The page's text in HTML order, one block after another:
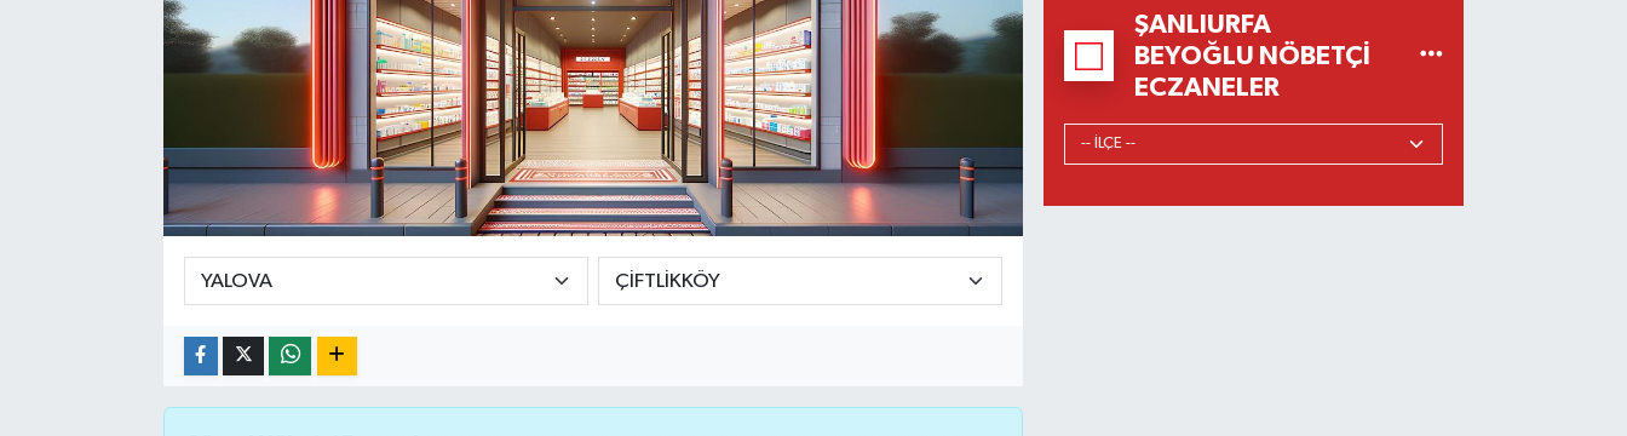
ŞANLIURFA
BEYOĞLU NÖBETÇI
ECZANELER